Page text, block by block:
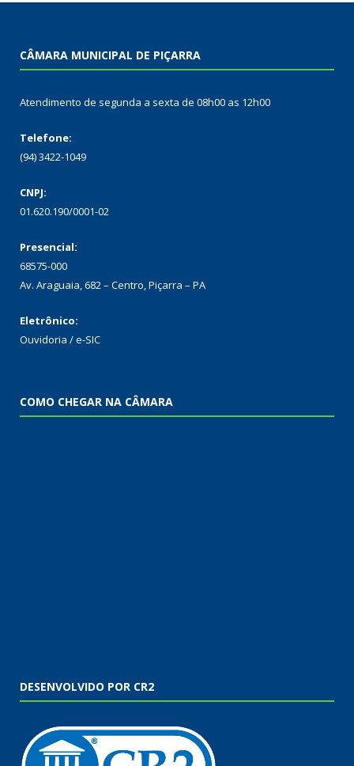
CÂMARA MUNICIPAL DE PIÇARRA
Atendimento de segunda a sexta de 08h00 as 12h00
Telefone:
(94) 3422-1049
CNPJ:
01.620.190/0001-02
Presencial:
68575-000
Av. Araguaia, 682 – Centro, Piçarra – PA
Eletrônico:
Ouvidoria /e-SIC
COMO CHEGAR NA CÂMARA
DESENVOLVIDO POR CR2